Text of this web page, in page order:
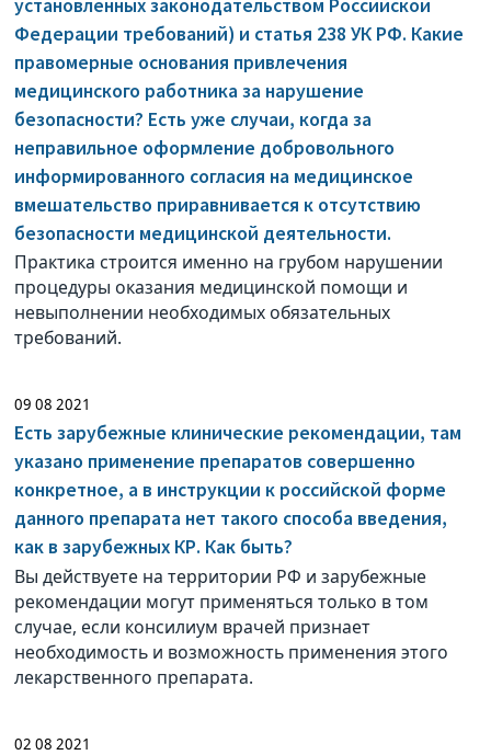
установленных законодательством Российской
Федерации требований) и статья 238 УК РФ. Какие
правомерные основания привлечения
медицинского работника за нарушение
безопасности? Есть уже случаи, когда за
неправильное оформление добровольного
информированного согласия на медицинское
вмешательство приравнивается к отсутствию
безопасности медицинской деятельности.
Практика строится именно на грубом нарушении
процедуры оказания медицинской помощи и
невыполнении необходимых обязательных
требований.
09 08 2021
Есть зарубежные клинические рекомендации, там
указано применение препаратов совершенно
конкретное, а в инструкции к российской форме
данного препарата нет такого способа введения,
как в зарубежных КР. Как быть?
Вы действуете на территории РФ и зарубежные
рекомендации могут применяться только в том
случае, если консилиум врачей признает
необходимость и возможность применения этого
лекарственного препарата.
02 08 2021